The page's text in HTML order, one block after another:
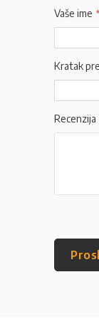
Vaše ime
Kratak
Recenzija